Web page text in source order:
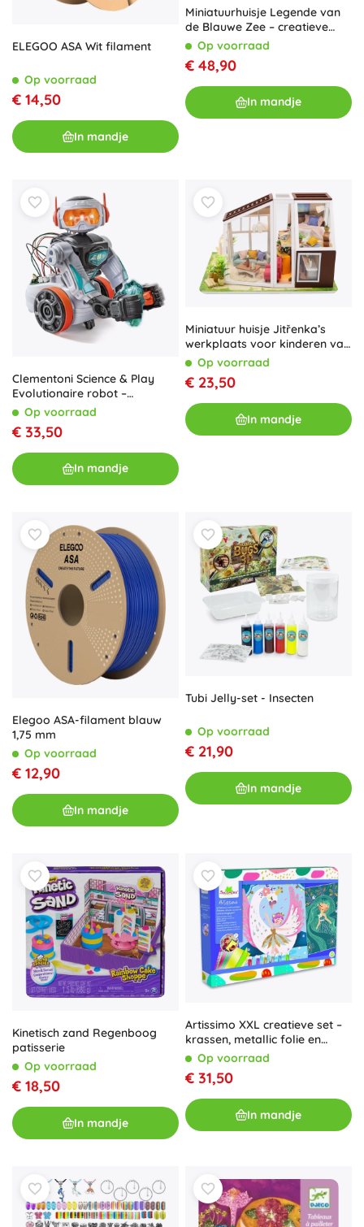
ELEGOO ASA Wit filament
Op voorraad
€ 14,50
In mandje
Miniatuurhuisje Legende van
de Blauwe Zee – creatieve
bouwset met LED-verlichting
Op voorraad
€ 48,90
In mandje
Clementoni Science & Play
Evolutionaire robot –
programmeerbare STEM
bouwset
Op voorraad
€ 33,50
In mandje
Miniatuur huisje Jitřenka’s
werkplaats voor kinderen van
2Kids Toys
Op voorraad
€ 23,50
In mandje
Elegoo ASA-filament blauw
1,75 mm
Op voorraad
€ 12,90
In mandje
Tubi Jelly-set - Insecten
Op voorraad
€ 21,90
In mandje
Kinetisch zand Regenboog
patisserie
Op voorraad
€ 18,50
In mandje
Artissimo XXL creatieve set –
krassen, metallic folie en
glitters: magische verhalen
Op voorraad
€ 31,50
In mandje